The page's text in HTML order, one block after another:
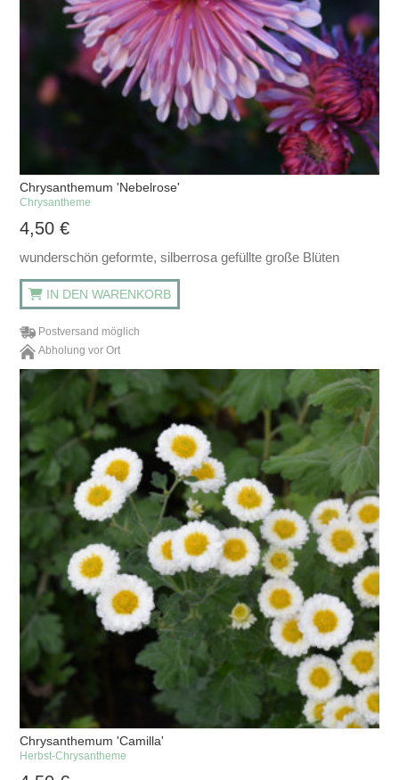
Chrysanthemum 'Nebelrose'
Chrysantheme
4,50€
wunderschön geformte, silberrosa gefüllte große Blüten
IN DEN WARENKORB
Postversand möglich
Abholung vor Ort
Chrysanthemum 'Camilla'
Herbst-Chrysantheme